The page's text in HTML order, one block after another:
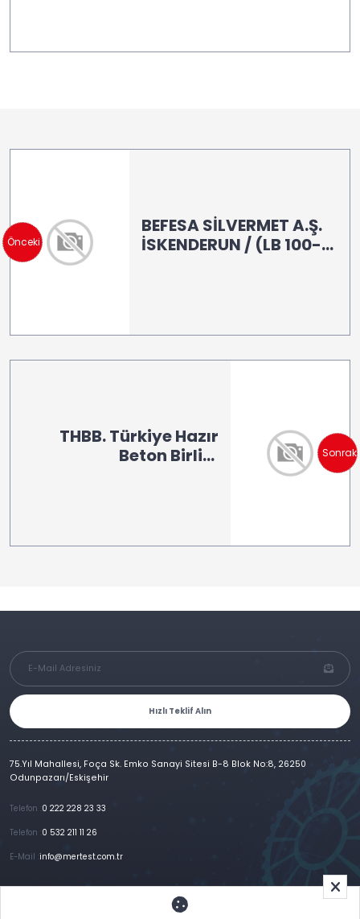
Önceki
BEFESA SİLVERMET A.Ş.
İSKENDERUN / (LB 100-
THBB. Türkiye Hazır
Beton Birliği
Sonraki
Hızlı Teklif Alın
75.Yıl Mahallesi, Foça Sk. Emko Sanayi Sitesi B-8 Blok No:8, 26250
Odunpazarı/Eskişehir
Telefon : 0 222 228 23 33
Telefon : 0 532 211 11 26
E-Mail :info@mertest.com.tr
ÜrünlerimizReferanslar